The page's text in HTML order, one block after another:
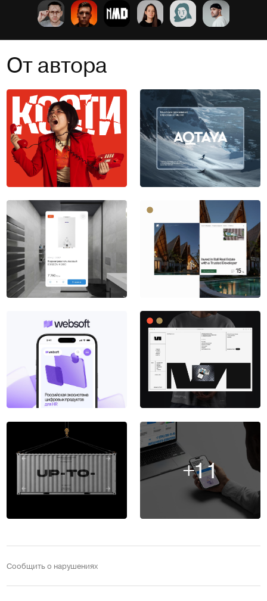
От автора
+11
Сообщить о нарушениях